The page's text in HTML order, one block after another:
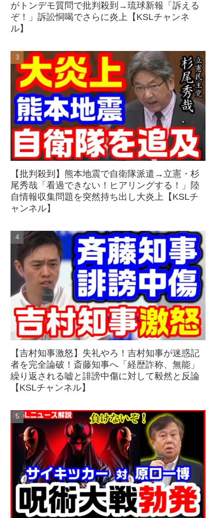
がトンデモ質問で批判殺到→琉球新報「訴える
ぞ！」訴訟恫喝でさらに炎上【KSLチャンネ
ル】
【批判殺到】熊本地震で自衛隊派遣→立憲・杉
尾秀哉「看過できない！ヒアリングする！」陸
自情報収集問題を突然持ち出し大炎上【KSLチ
ャンネル】
【吉村知事激怒】失礼やろ！吉村知事が迷惑記
者を完全論破！斎藤知事へ「経歴詐称、無能」
繰り返される嘘と誹謗中傷に対して毅然と反論
【KSLチャンネル】